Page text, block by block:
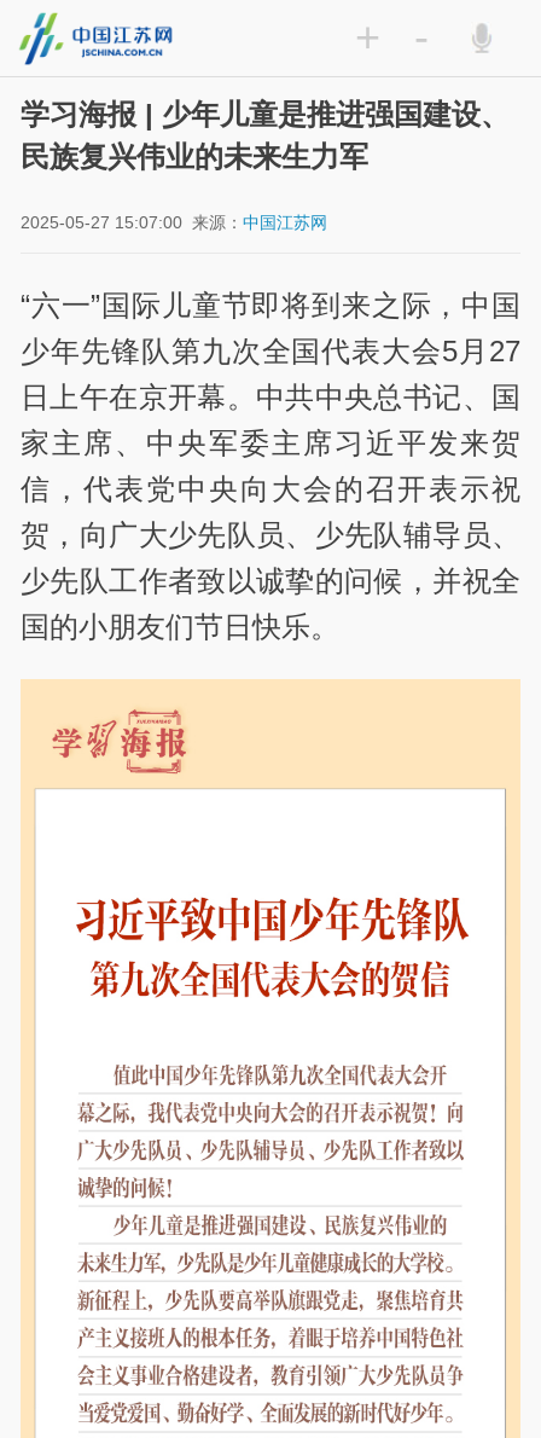
+ -
学习海报 | 少年儿童是推进强国建设、
民族复兴伟业的未来生力军
2025-05-27 15:07:00 来源：中国江苏网
“六一”国际儿童节即将到来之际，中国
少年先锋队第九次全国代表大会5月27
日上午在京开幕。中共中央总书记、国
家主席、中央军委主席习近平发来贺
信，代表党中央向大会的召开表示祝
贺，向广大少先队员、少先队辅导员、
少先队工作者致以诚挚的问候，并祝全
国的小朋友们节日快乐。